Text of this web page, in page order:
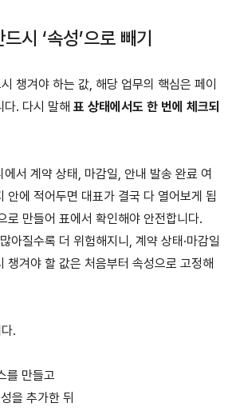
시 ‘속성’으로 빼기
챙겨야 하는 값, 해당 업무의 핵심은 페이
. 다시 말해 표 상태에서도 한 번에 체크되
서 계약 상태, 마감일, 안내 발송 완료 여
안에 적어두면 대표가 결국 다 열어보게 됩
로 만들어 표에서 확인해야 안전합니다.
아질수록 더 위험해지니, 계약 상태·마감일
챙겨야 할 값은 처음부터 속성으로 고정해
.
를 만들고
을 추가한 뒤